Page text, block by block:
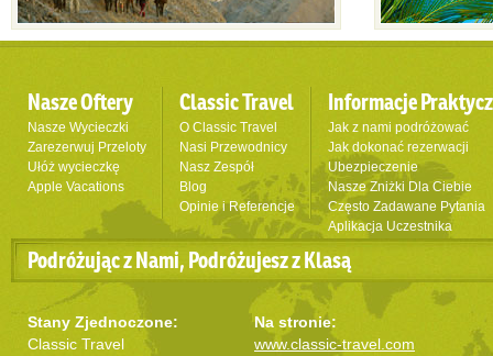
Nasze Oftery
Nasze Wycieczki
Zarezerwuj Przeloty
Ułóż wycieczkę
Apple Vacations
Classic Travel
O Classic Travel
Nasi Przewodnicy
Nasz Zespół
Blog
Opinie i Referencje
Informacje
Jak z nami podróżować
Jak dokonać rezerwacji
Ubezpieczenie
Nasze Zniżki Dla Ciebie
Często Zadawane Pytania
Aplikacja Uczestnika
Podróżując z Nami, Podróżujesz z Klasą
Stany Zjednoczone:
Classic Travel
Na stronie:
www.classic-travel.com